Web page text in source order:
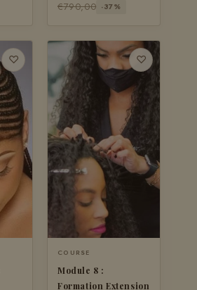
+ AJOUTER
€790,00 -37%
♡ ♡
COURSE
Module 8 :
Formation Extension